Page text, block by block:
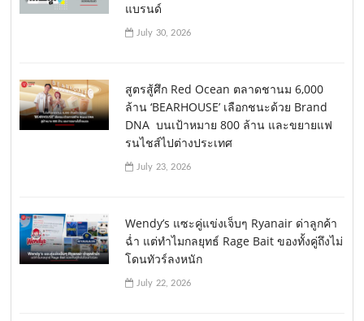
แบรนด์
July 30, 2026
สูตรสู้ศึก Red Ocean ตลาดชานม 6,000
ล้าน ‘BEARHOUSE’ เลือกชนะด้วย Brand
DNA บนเป้าหมาย 800 ล้าน และขยายแฟ
รนไชส์ไปต่างประเทศ
July 23, 2026
Wendy’s แซะคู่แข่งเจ็บๆ Ryanair ด่าลูกค้า
ฉ่ำ แต่ทำไมกลยุทธ์ Rage Bait ของทั้งคู่ถึงไม่
โดนทัวร์ลงหนัก
July 22, 2026